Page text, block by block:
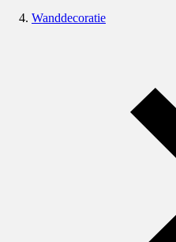
Wanddecoratie